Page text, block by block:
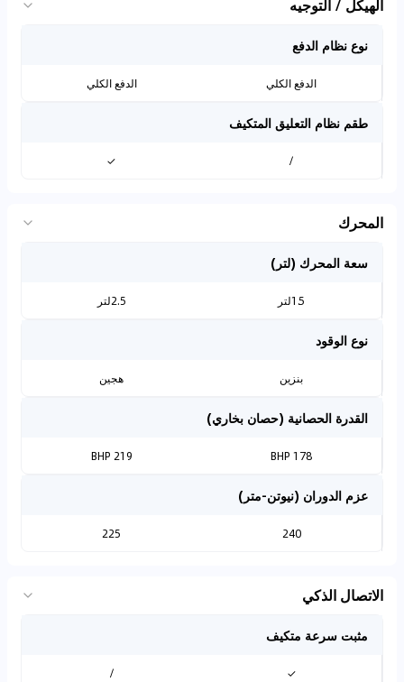
الهيكل / التوجيه
نوع نظام الدفع
الدفع الكلي الدفع الكلي
طقم نظام التعليق المتكيف
/
✓
المحرك
سعة المحرك (لتر)
1.5لتر 2.5لتر
نوع الوقود
بنزين هجين
القدرة الحصانية (حصان بخاري)
178 BHP
219 BHP
عزم الدوران (نيوتن-متر)
240
225
الاتصال الذكي
مثبت سرعة متكيف
✓
/